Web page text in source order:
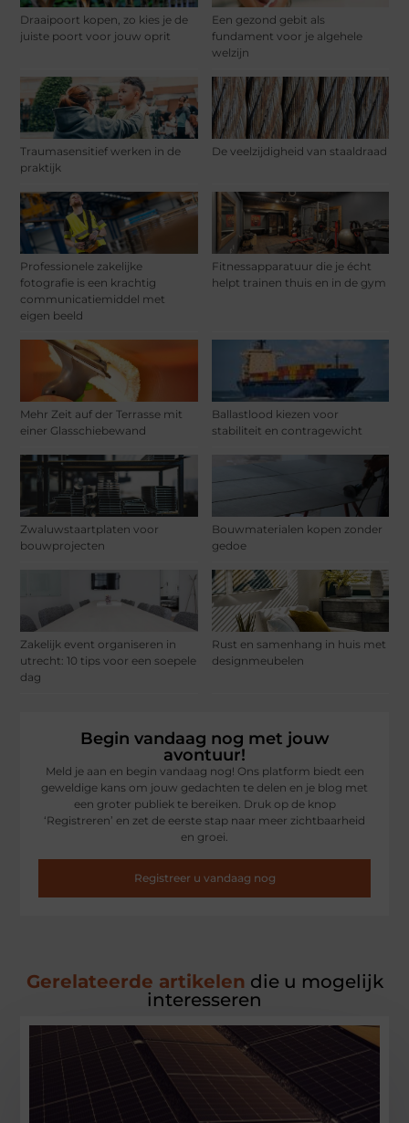
Draaipoort kopen, zo kies je de
juiste poort voor jouw oprit
Een gezond gebit als
fundament voor je algehele
welzijn
Traumasensitief werken in de
praktijk
De veelzijdigheid van staaldraad
Professionele zakelijke
fotografie is een krachtig
communicatiemiddel met
eigen beeld
Fitnessapparatuur die je écht
helpt trainen thuis en in de gym
Mehr Zeit auf der Terrasse mit
einer Glasschiebewand
Ballastlood kiezen voor
stabiliteit en contragewicht
Zwaluwstaartplaten voor
bouwprojecten
Bouwmaterialen kopen zonder
gedoe
Zakelijk event organiseren in
utrecht: 10 tips voor een soepele
dag
Rust en samenhang in huis met
designmeubelen
Begin vandaag nog met jouw
avontuur!
Meld je aan en begin vandaag nog! Ons platform biedt een
geweldige kans om jouw gedachten te delen en je blog met
een groter publiek te bereiken. Druk op de knop
‘Registreren’ en zet de eerste stap naar meer zichtbaarheid
en groei.
Registreer u vandaag nog
Gerelateerde artikelen die u mogelijk
interesseren